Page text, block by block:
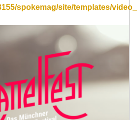
spokemag/site/templates/